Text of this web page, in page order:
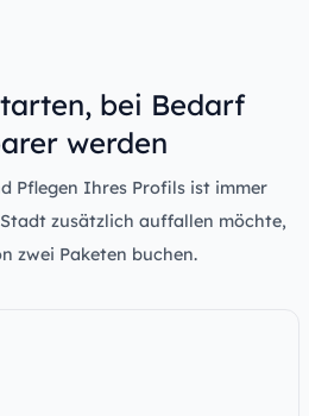
bei Bedarf
werden
Pflegen Ihres Profils ist immer
zusätzlich auffallen möchte,
zwei Paketen buchen.